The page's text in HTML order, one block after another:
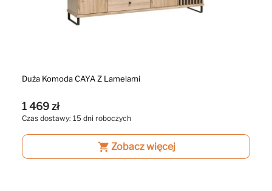
Duża Komoda CAYA Z Lamelami
1 469 zł
Czas dostawy: 15 dni roboczych
shopping_cart Zobacz więcej